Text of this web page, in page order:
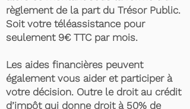
règlement de la part du Trésor Public.
Soit votre téléassistance pour
seulement 9€ TTC par mois.
Les aides financières peuvent
également vous aider et participer à
votre décision. Outre le droit au crédit
d’impôt qui donne droit à 50% de